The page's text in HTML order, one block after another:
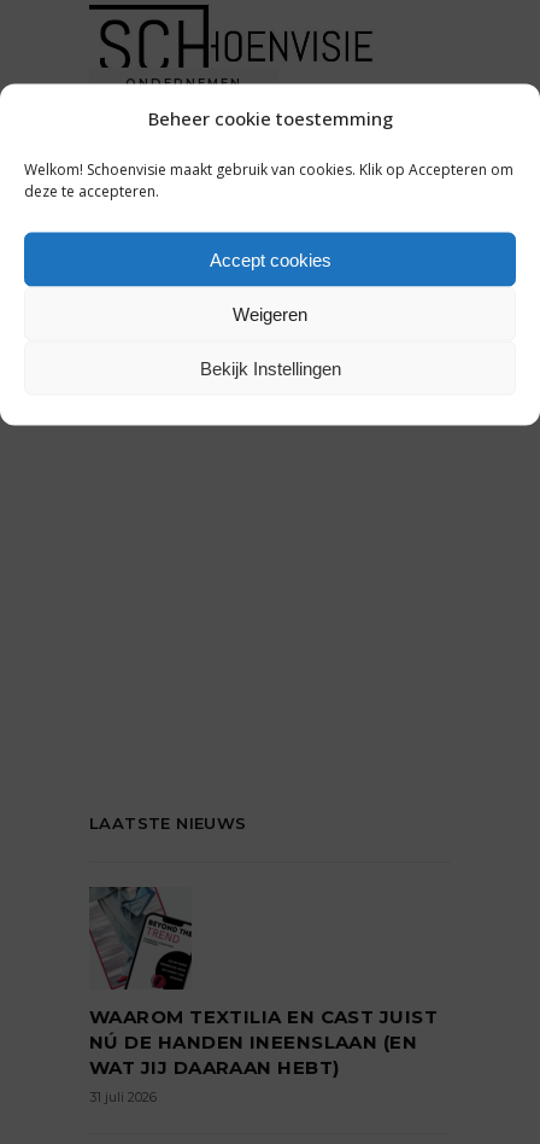
Beheer cookie toestemming
Welkom! Schoenvisie maakt gebruik van cookies. Klik op Accepteren om
deze te accepteren.
Accept cookies
Weigeren
Bekijk Instellingen
ONDERNEMEN
ONDER NIEUWE LOCKDOWN:
‘AL IS HET SCHOKEFFECT NU
LAATSTE NIEUWS
WAAROM TEXTILIA EN CAST JUIST
NÚ DE HANDEN INEENSLAAN (EN
WAT JIJ DAARAAN HEBT)
31 juli 2026